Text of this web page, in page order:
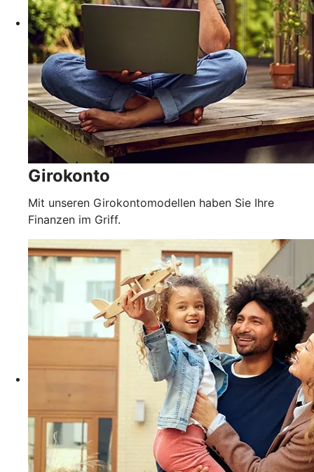
Girokonto
Mit unseren Girokontomodellen haben Sie Ihre
Finanzen im Griff.